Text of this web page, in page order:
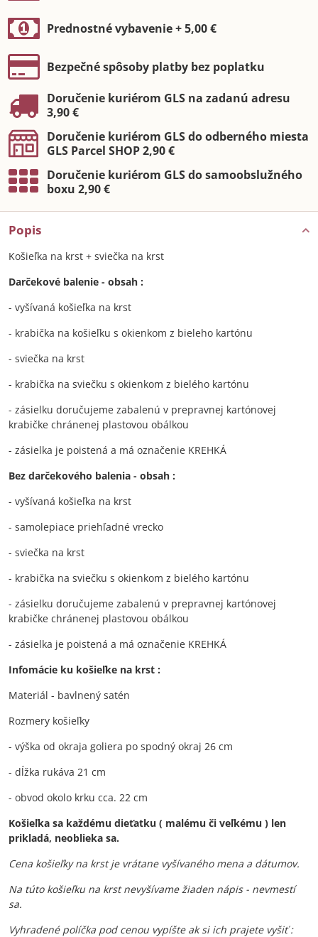
Prednostné vybavenie + 5,00 €
Bezpečné spôsoby platby bez poplatku
Doručenie kuriérom GLS na zadanú adresu
3,90 €
Doručenie kuriérom GLS do odberného miesta
GLS Parcel SHOP 2,90 €
Doručenie kuriérom GLS do samoobslužného
boxu 2,90 €
Popis
Košieľka na krst + sviečka na krst
Darčekové balenie - obsah :
- vyšívaná košieľka na krst
- krabička na košieľku s okienkom z bieleho kartónu
- sviečka na krst
- krabička na sviečku s okienkom z bielého kartónu
- zásielku doručujeme zabalenú v prepravnej kartónovej
krabičke chránenej plastovou obálkou
- zásielka je poistená a má označenie KREHKÁ
Bez darčekového balenia - obsah :
- vyšívaná košieľka na krst
- samolepiace priehľadné vrecko
- sviečka na krst
- krabička na sviečku s okienkom z bielého kartónu
- zásielku doručujeme zabalenú v prepravnej kartónovej
krabičke chránenej plastovou obálkou
- zásielka je poistená a má označenie KREHKÁ
Infomácie ku košieľke na krst :
Materiál - bavlnený satén
Rozmery košieľky
- výška od okraja goliera po spodný okraj 26 cm
- dĺžka rukáva 21 cm
- obvod okolo krku cca. 22 cm
Košieľka sa každému dieťatku ( malému či veľkému ) len
prikladá, neoblieka sa.
Cena košieľky na krst je vrátane vyšívaného mena a dátumov.
Na túto košieľku na krst nevyšívame žiaden nápis - nevmestí
sa.
Vyhradené políčka pod cenou vypíšte ak si ich prajete vyšiť :